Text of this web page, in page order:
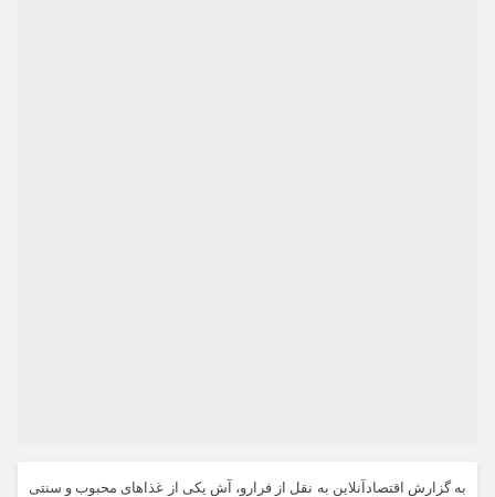
به گزارش اقتصادآنلاین به نقل از فرارو، آش یکی از غذا‌های محبوب و سنتی